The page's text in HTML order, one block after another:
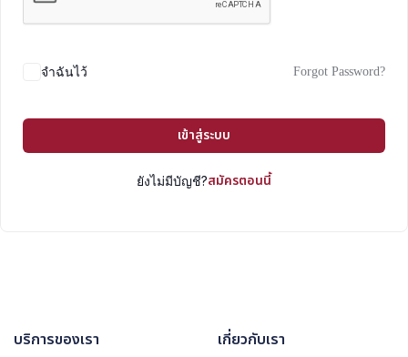
จำฉันไว้ Forgot Password?
เข้าสู่ระบบ
ยังไม่มีบัญชี?สมัครตอนนี้
บริการของเรา เกี่ยวกับเรา